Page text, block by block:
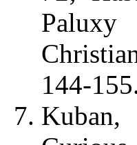
Paluxy
144-